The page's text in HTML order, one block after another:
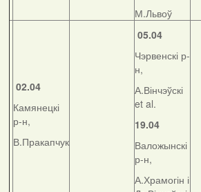
М.Львоў
02.04
Камянецкі
р-н,
В.Пракапчук
05.04
Чэрвенскі р-
н,
А.Вінчэўскі
et al.
19.04
Валожынскі
р-н,
А.Храмогін і